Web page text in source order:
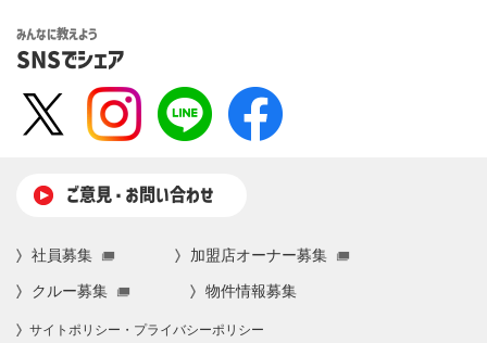
みんなに教えよう
SNSでシェア
ご意⾒・お問い合わせ
社員募集 加盟店オーナー募集
クルー募集 物件情報募集
サイトポリシー・プライバシーポリシー